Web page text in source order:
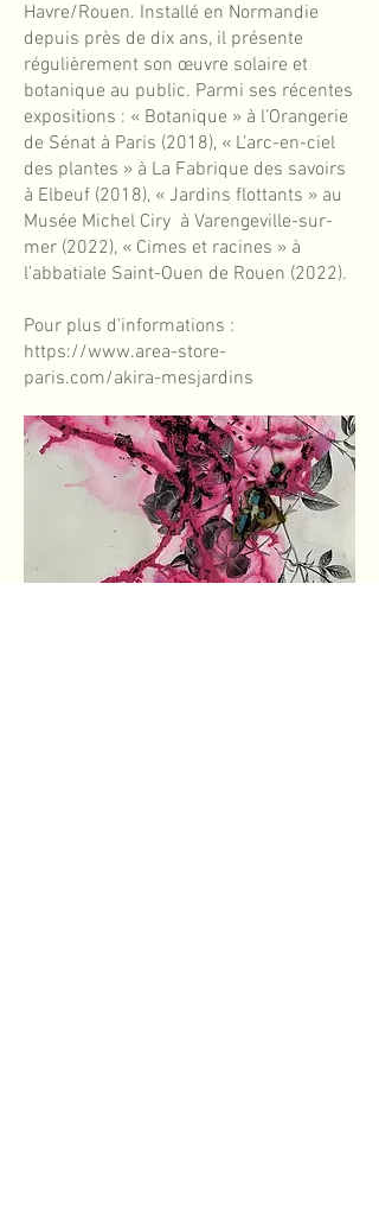
Havre/Rouen. Installé en Normandie
depuis près de dix ans, il présente
régulièrement son œuvre solaire et
botanique au public. Parmi ses récentes
expositions : « Botanique » à l’Orangerie
de Sénat à Paris (2018), « L’arc-en-ciel
des plantes » à La Fabrique des savoirs
à Elbeuf (2018), « Jardins flottants » au
Musée Michel Ciry à Varengeville-sur-
mer (2022), « Cimes et racines » à
l’abbatiale Saint-Ouen de Rouen (2022).
Pour plus d'informations :
https://www.area-store-
paris.com/akira-mesjardins